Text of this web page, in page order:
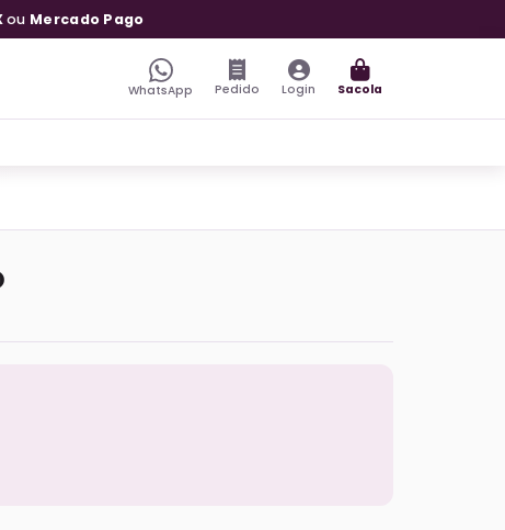
ou Mercado Pago
WhatsApp Pedido Login Sacola